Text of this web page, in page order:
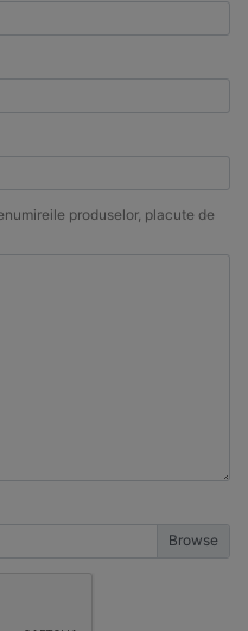
produselor, placute de